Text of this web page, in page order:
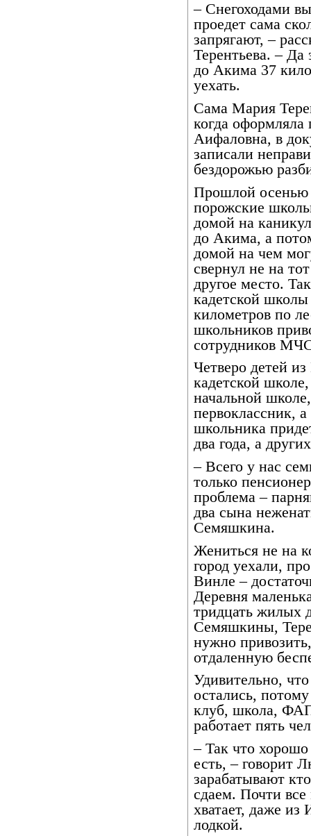
– Снегоходами
проедет сама
запрягают, –
Терентьева. –
до Акима 37
уехать.
Сама Мария
когда
Аифаловна, в
записали
бездорожью
Прошлой осенью
порожские
домой на
до Акима, а
домой на чем
свернул не на
другое место.
кадетской
километров по
школьников
сотрудников
Четверо детей
кадетской
начальной
первоклассник,
школьника
два года, а
– Всего у нас
только
проблема –
два сына
Семяшкина.
Жениться не на
город уехали,
Винле –
Деревня
тридцать жилых
Семяшкины,
нужно
отдаленную
Удивительно,
остались,
клуб, школа, ФАП
работает пять
– Так что
есть, – говорит
зарабатывают
сдаем. Почти
хватает, даже
лодкой.